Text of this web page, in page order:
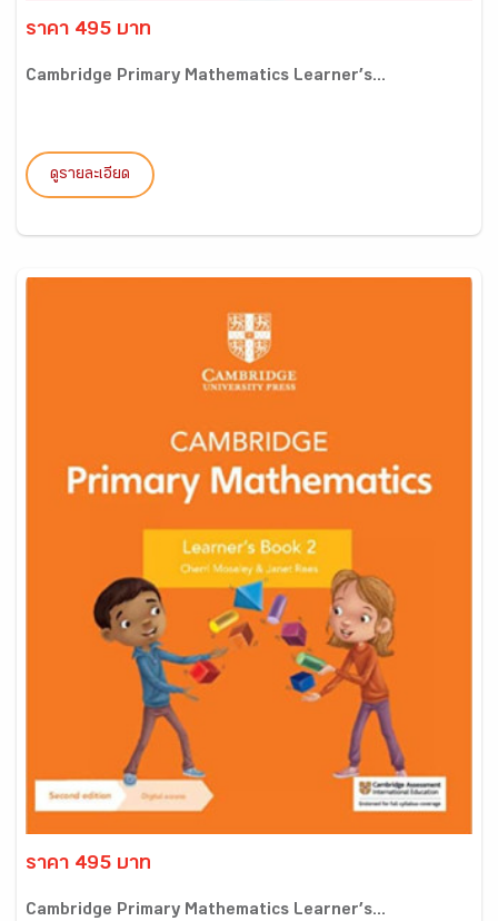
ราคา 495 บาท
Cambridge Primary Mathematics Learner’s...
ดูรายละเอียด
ราคา 495 บาท
Cambridge Primary Mathematics Learner’s...